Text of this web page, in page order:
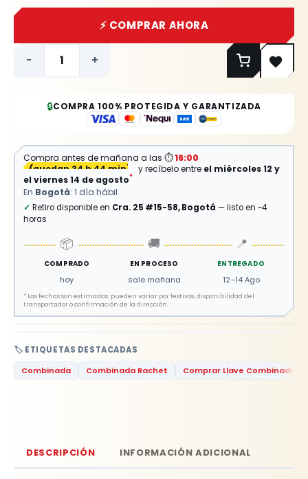
- +
⚡ COMPRAR AHORA
🏷️ ETIQUETAS DESTACADAS
Combinada
Combinada Rachet Comprar Llave Combinada
🔒COMPRA 100% PROTEGIDA Y GARANTIZADA
Compra antes de mañana a las ⏱16:00
(quedan 34 h 44 min) y recíbelo entre el miércoles 12 y
el viernes 14 de agosto*
En Bogotá: 1 día hábil
✓ Retiro disponible en Cra. 25 #15-58, Bogotá — listo en ~4
horas
📦
COMPRADO
hoy
🚚
EN PROCESO
sale mañana
📍
ENTREGADO
12–14 Ago
* Las fechas son estimadas: pueden variar por festivos, disponibilidad del
transportador o confirmación de la dirección.
DESCRIPCIÓN INFORMACIÓN ADICIONAL